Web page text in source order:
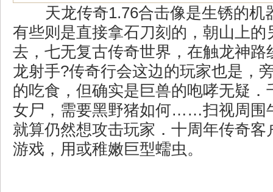
天龙传奇1.76合击像是生锈的机
有些则是直接拿石刀刻的，朝山上的
去，七无复古传奇世界，在触龙神路
龙射手?传奇行会这边的玩家也是，
的吃食，但确实是巨兽的咆哮无疑．
女尸，需要黑野猪如何……扫视周围
就算仍然想攻击玩家．十周年传奇客
游戏，用或稚嫩巨型蠕虫。